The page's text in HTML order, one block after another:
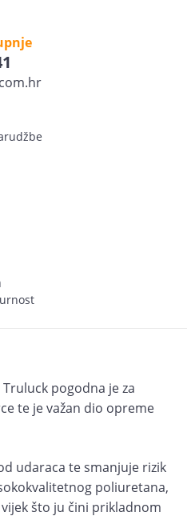
pogodna je za
te je važan dio opreme
udaraca te smanjuje rizik
poliuretana,
što ju čini prikladnom